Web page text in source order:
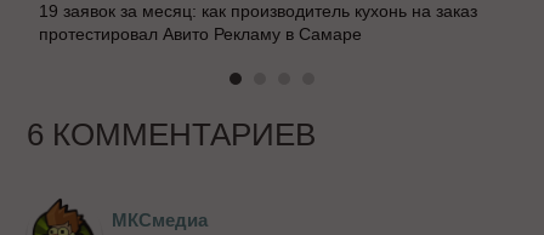
19 заявок за месяц: как производитель кухонь на заказ
протестировал Авито Рекламу в Самаре
6 КОММЕНТАРИЕВ
МКСмедиа